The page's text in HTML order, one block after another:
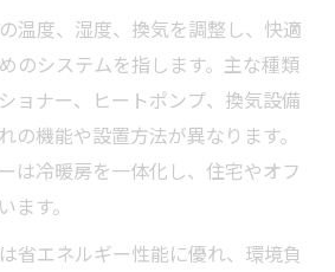
ナンスまで：空調設備を長持ち
ニック
現状と未来：技術革新がもたら
落とし穴と成功の秘訣：専門家
い方法
温度、湿度、換気を調整し、快適
のシステムを指します。主な種類
ョナー、ヒートポンプ、換気設備
の機能や設置方法が異なります。
は冷暖房を一体化し、住宅やオフ
ます。
省エネルギー性能に優れ、環境負